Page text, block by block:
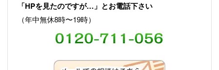
「HPを見たのですが…」とお電話下さい
（年中無休8時〜19時）